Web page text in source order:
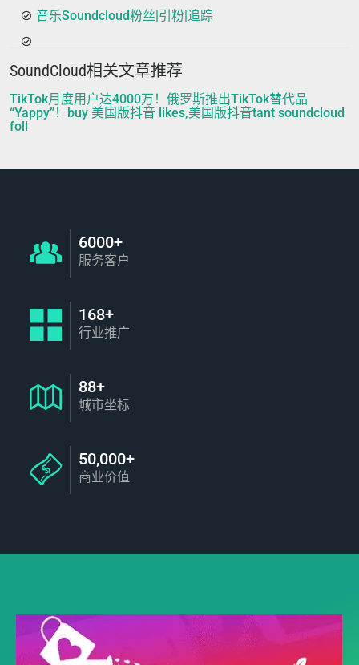
音乐Soundcloud粉丝|引粉|追踪
SoundCloud相关文章推荐
TikTok月度用户达4000万！俄罗斯推出TikTok替代品
“Yappy”！buy 美国版抖音 likes,美国版抖音tant soundcloud
foll
6000+
服务客户
168+
行业推广
88+
城市坐标
50,000+
商业价值